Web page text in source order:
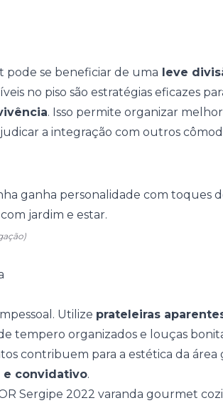
pode se beneficiar de uma leve
no piso são estratégias eficazes
. Isso permite organizar
a integração com outros
Utilize prateleiras
tempero organizados e louças
contribuem para a estética da
e convidativo.